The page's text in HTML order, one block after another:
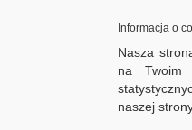
Informacja o
Nasza
na Twoim
naszej